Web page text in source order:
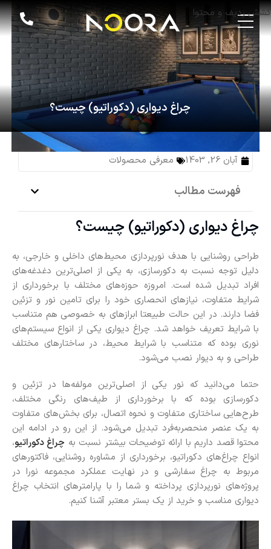
کشش ردیف و محتوا
چراغ دیواری (دکوراتیو) چیست؟
آبان 26, 1403 معرفی محصولات
فهرست مطالب
چراغ دیواری (دکوراتیو) چیست؟
طراحی روشنایی با هدف نورپردازی محیط‌های داخلی و خارجی، به
دلیل توجه نسبت به دکورسازی، به یکی از اصلی‌ترین دغدغه‌های
افراد تبدیل شده است. امروزه حوزه‌های مختلف با برخورداری از
شرایط متفاوت، نیازهای انحصاری خود را برای تامین نور و تزئین
فضا دارند. در این حالت طبیعتا ابرازهای به خصوصی هم متناسب
با شرایط تعریف خواهد شد. چراغ دیواری یکی از انواع سیستم‌های
نوری بوده که متناسب با شرایط محیط، در ساختارهای مختلف
طراحی و به دیوار نصب می‌شود.
حتما می‌دانید که نور یکی از اصلی‌ترین مولفه‌ها در تزئین و
دکورسازی بوده که با برخورداری از طیف‌های رنگی مختلف،
طرح‌هایی ساختاری متفاوت و نحوه اتصال، برای بخش‌های متفاوت
به یک عنصر منحصربه‌فرد تبدیل می‌شود. از این رو در ادامه این
محتوا قصد داریم با ارائه توضیحات بیشتر نسبت به چراغ دکوراتیو،
انواع چراغ‌های دکوراتیو، برخورداری از مشاوره روشنایی، فاکتورهای
مربوط به چراغ سفارشی و در نهایت عملکرد مجموعه نورا در
پروژه‌های نورپردازی پرداخته و شما را با پارامترهای انتخاب چراغ
دیواری مناسب و خرید از یک بستر معتبر آشنا کنیم.